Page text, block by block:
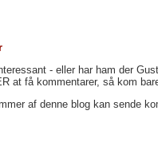
- eller har ham der
at få kommentarer, så kom
af denne blog kan sende